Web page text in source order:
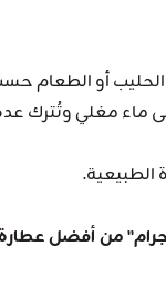
أو الطعام
ماء مغلي وتُترك